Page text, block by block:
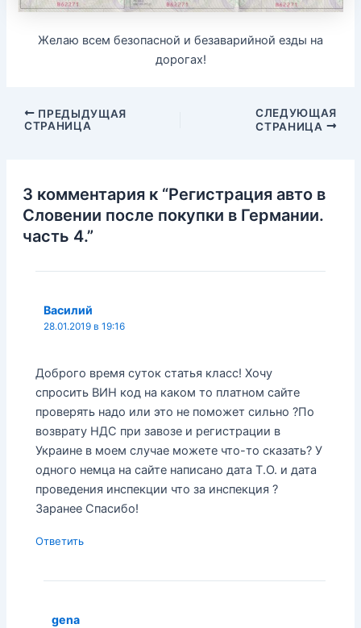
Желаю всем безопасной и безаварийной езды на
дорогах!
НавигацияПРЕДЫДУЩАЯ
СТРАНИЦА
СЛЕДУЮЩАЯ
СТРАНИЦА
3 комментария к “Регистрация авто в
Словении после покупки в Германии.
часть 4.”
Василий
28.01.2019 в 19:16
Доброго время суток статья класс! Хочу
спросить ВИН код на каком то платном сайте
проверять надо или это не поможет сильно ?По
возврату НДС при завозе и регистрации в
Украине в моем случае можете что-то сказать? У
одного немца на сайте написано дата Т.О. и дата
проведения инспекции что за инспекция ?
Заранее Спасибо!
Ответить
gena